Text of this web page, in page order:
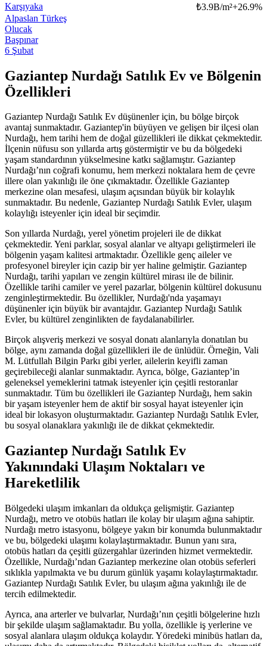
Karşıyaka
₺3.9B/m²+26.9%
Alpaslan Türkeş
Olucak
Başpınar
6 Şubat
Gaziantep Nurdağı Satılık Ev ve Bölgenin
Özellikleri
Gaziantep Nurdağı Satılık Ev düşünenler için, bu bölge birçok
avantaj sunmaktadır. Gaziantep'in büyüyen ve gelişen bir ilçesi olan
Nurdağı, hem tarihi hem de doğal güzellikleri ile dikkat çekmektedir.
İlçenin nüfusu son yıllarda artış göstermiştir ve bu da bölgedeki
yaşam standardının yükselmesine katkı sağlamıştır. Gaziantep
Nurdağı’nın coğrafi konumu, hem merkezi noktalara hem de çevre
illere olan yakınlığı ile öne çıkmaktadır. Özellikle Gaziantep
merkezine olan mesafesi, ulaşım açısından büyük bir kolaylık
sunmaktadır. Bu nedenle, Gaziantep Nurdağı Satılık Evler, ulaşım
kolaylığı isteyenler için ideal bir seçimdir.
Son yıllarda Nurdağı, yerel yönetim projeleri ile de dikkat
çekmektedir. Yeni parklar, sosyal alanlar ve altyapı geliştirmeleri ile
bölgenin yaşam kalitesi artmaktadır. Özellikle genç aileler ve
profesyonel bireyler için cazip bir yer haline gelmiştir. Gaziantep
Nurdağı, tarihi yapıları ve zengin kültürel mirası ile de bilinir.
Özellikle tarihi camiler ve yerel pazarlar, bölgenin kültürel dokusunu
zenginleştirmektedir. Bu özellikler, Nurdağı'nda yaşamayı
düşünenler için büyük bir avantajdır. Gaziantep Nurdağı Satılık
Evler, bu kültürel zenginlikten de faydalanabilirler.
Birçok alışveriş merkezi ve sosyal donatı alanlarıyla donatılan bu
bölge, aynı zamanda doğal güzellikleri ile de ünlüdür. Örneğin, Vali
M. Lütfullah Bilgin Parkı gibi yerler, ailelerin keyifli zaman
geçirebileceği alanlar sunmaktadır. Ayrıca, bölge, Gaziantep’in
geleneksel yemeklerini tatmak isteyenler için çeşitli restoranlar
sunmaktadır. Tüm bu özellikleri ile Gaziantep Nurdağı, hem sakin
bir yaşam isteyenler hem de aktif bir sosyal hayat isteyenler için
ideal bir lokasyon oluşturmaktadır. Gaziantep Nurdağı Satılık Evler,
bu sosyal olanaklara yakınlığı ile de dikkat çekmektedir.
Gaziantep Nurdağı Satılık Ev
Yakınındaki Ulaşım Noktaları ve
Hareketlilik
Bölgedeki ulaşım imkanları da oldukça gelişmiştir. Gaziantep
Nurdağı, metro ve otobüs hatları ile kolay bir ulaşım ağına sahiptir.
Nurdağı metro istasyonu, bölgeye yakın bir konumda bulunmaktadır
ve bu, bölgedeki ulaşımı kolaylaştırmaktadır. Bunun yanı sıra,
otobüs hatları da çeşitli güzergahlar üzerinden hizmet vermektedir.
Özellikle, Nurdağı’ndan Gaziantep merkezine olan otobüs seferleri
sıklıkla yapılmakta ve bu durum günlük yaşamı kolaylaştırmaktadır.
Gaziantep Nurdağı Satılık Evler, bu ulaşım ağına yakınlığı ile de
tercih edilmektedir.
Ayrıca, ana arterler ve bulvarlar, Nurdağı’nın çeşitli bölgelerine hızlı
bir şekilde ulaşım sağlamaktadır. Bu yolla, özellikle iş yerlerine ve
sosyal alanlara ulaşım oldukça kolaydır. Yöredeki minibüs hatları da,